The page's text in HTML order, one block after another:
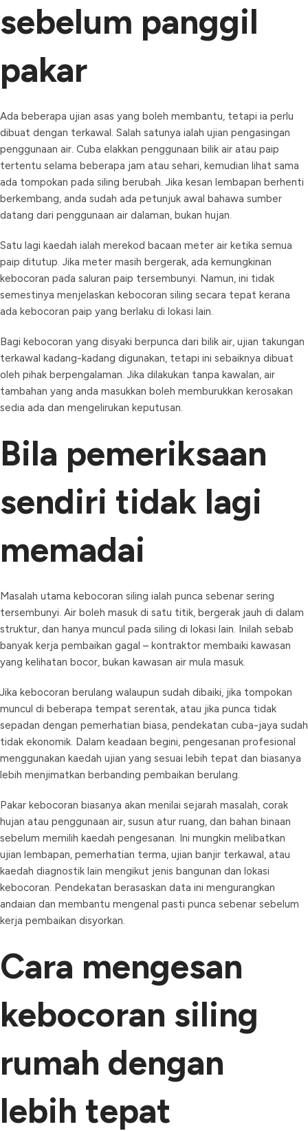
sebelum panggil
pakar
Ada beberapa ujian asas yang boleh membantu, tetapi ia perlu
dibuat dengan terkawal. Salah satunya ialah ujian pengasingan
penggunaan air. Cuba elakkan penggunaan bilik air atau paip
tertentu selama beberapa jam atau sehari, kemudian lihat sama
ada tompokan pada siling berubah. Jika kesan lembapan berhenti
berkembang, anda sudah ada petunjuk awal bahawa sumber
datang dari penggunaan air dalaman, bukan hujan.
Satu lagi kaedah ialah merekod bacaan meter air ketika semua
paip ditutup. Jika meter masih bergerak, ada kemungkinan
kebocoran pada saluran paip tersembunyi. Namun, ini tidak
semestinya menjelaskan kebocoran siling secara tepat kerana
ada kebocoran paip yang berlaku di lokasi lain.
Bagi kebocoran yang disyaki berpunca dari bilik air, ujian takungan
terkawal kadang-kadang digunakan, tetapi ini sebaiknya dibuat
oleh pihak berpengalaman. Jika dilakukan tanpa kawalan, air
tambahan yang anda masukkan boleh memburukkan kerosakan
sedia ada dan mengelirukan keputusan.
Bila pemeriksaan
sendiri tidak lagi
memadai
Masalah utama kebocoran siling ialah punca sebenar sering
tersembunyi. Air boleh masuk di satu titik, bergerak jauh di dalam
struktur, dan hanya muncul pada siling di lokasi lain. Inilah sebab
banyak kerja pembaikan gagal – kontraktor membaiki kawasan
yang kelihatan bocor, bukan kawasan air mula masuk.
Jika kebocoran berulang walaupun sudah dibaiki, jika tompokan
muncul di beberapa tempat serentak, atau jika punca tidak
sepadan dengan pemerhatian biasa, pendekatan cuba-jaya sudah
tidak ekonomik. Dalam keadaan begini, pengesanan profesional
menggunakan kaedah ujian yang sesuai lebih tepat dan biasanya
lebih menjimatkan berbanding pembaikan berulang.
Pakar kebocoran biasanya akan menilai sejarah masalah, corak
hujan atau penggunaan air, susun atur ruang, dan bahan binaan
sebelum memilih kaedah pengesanan. Ini mungkin melibatkan
ujian lembapan, pemerhatian terma, ujian banjir terkawal, atau
kaedah diagnostik lain mengikut jenis bangunan dan lokasi
kebocoran. Pendekatan berasaskan data ini mengurangkan
andaian dan membantu mengenal pasti punca sebenar sebelum
kerja pembaikan disyorkan.
Cara mengesan
kebocoran siling
rumah dengan
lebih tepat